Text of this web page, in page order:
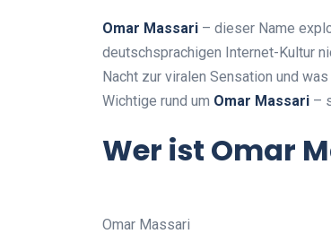
Omar Massari – dieser Name
deutschsprachigen Internet-Kultur
Nacht zur viralen Sensation und
Wichtige rund um Omar Massari –
Wer ist Omar
Omar Massari